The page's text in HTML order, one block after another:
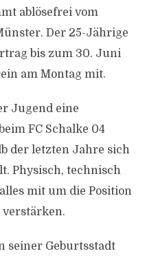
ablösefrei vom
Der 25-Jährige
bis zum 30. Juni
am Montag mit.
Jugend eine
FC Schalke 04
der letzten Jahre sich
Physisch, technisch
mit um die Position
seiner Geburtsstadt